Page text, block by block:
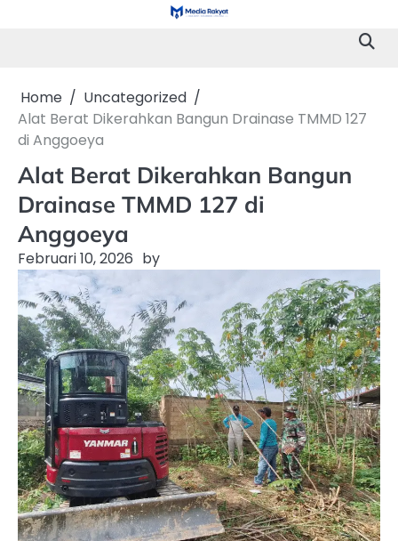
Home
Uncategorized
Alat Berat Dikerahkan Bangun Drainase TMMD 127
di Anggoeya
Alat Berat Dikerahkan Bangun
Drainase TMMD 127 di
Anggoeya
Februari 10, 2026 by